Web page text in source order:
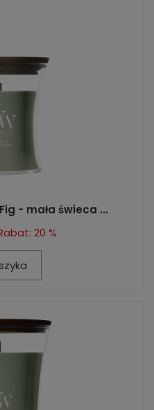
- mała świeca ...
20 %